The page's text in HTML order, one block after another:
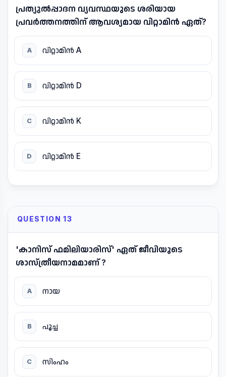
പ്രത്യുൽപ്പാദന വ്യവസ്ഥയുടെ ശരിയായ
പ്രവർത്തനത്തിന് ആവശ്യമായ വിറ്റാമിൻ ഏത്?
A വിറ്റാമിൻ A
B വിറ്റാമിൻ D
C വിറ്റാമിൻ K
D വിറ്റാമിൻ E
QUESTION 13
'കാനിസ് ഫമിലിയാരിസ്' ഏത് ജീവിയുടെ
ശാസ്ത്രീയനാമമാണ് ?
A നായ
B പൂച്ച
C സിംഹം